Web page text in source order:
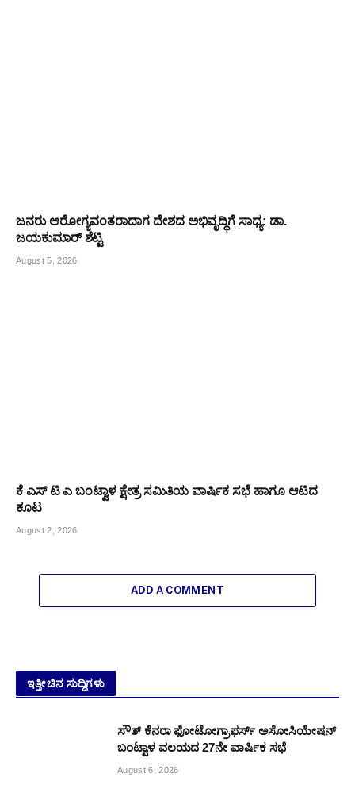
ಜನರು ಆರೋಗ್ಯವಂತರಾದಾಗ ದೇಶದ ಅಭಿವೃದ್ಧಿಗೆ ಸಾಧ್ಯ: ಡಾ.
ಜಯಕುಮಾರ್ ಶೆಟ್ಟಿ
August 5, 2026
ಕೆ ಎಸ್ ಟಿ ಎ ಬಂಟ್ವಾಳ ಕ್ಷೇತ್ರ ಸಮಿತಿಯ ವಾರ್ಷಿಕ ಸಭೆ ಹಾಗೂ ಆಟಿದ
ಕೂಟ
August 2, 2026
ADD A COMMENT
ಇತ್ತೀಚಿನ ಸುದ್ದಿಗಳು
ಸೌತ್ ಕೆನರಾ ಫೋಟೋಗ್ರಾಫರ್ಸ್ ಅಸೋಸಿಯೇಷನ್
ಬಂಟ್ವಾಳ ವಲಯದ 27ನೇ ವಾರ್ಷಿಕ ಸಭೆ
August 6, 2026